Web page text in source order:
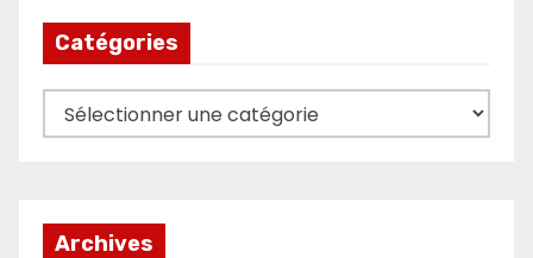
Catégories
Catégories
Archives